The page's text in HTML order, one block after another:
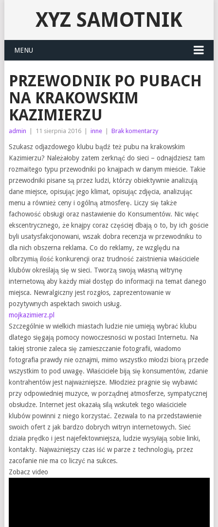
XYZ SAMOTNIK
MENU
PRZEWODNIK PO PUBACH
NA KRAKOWSKIM
KAZIMIERZU
admin 11 sierpnia 2016 inne Brak komentarzy
Szukasz odjazdowego klubu bądź też pubu na krakowskim
Kazimierzu? Należałoby zatem zerknąć do sieci – odnajdziesz tam
rozmaitego typu przewodniki po knajpach w danym mieście. Takie
przewodniki pisane są przez ludzi, którzy obiektywnie analizują
dane miejsce, opisując jego klimat, opisując zdjęcia, analizując
menu a również ceny i ogólną atmosferę. Liczy się także
fachowość obsługi oraz nastawienie do Konsumentów. Nic więc
ekscentrycznego, że knajpy coraz częściej dbają o to, by ich goście
byli usatysfakcjonowani, wszak dobra recenzja w przewodniku to
dla nich obszerna reklama. Co do reklamy, ze względu na
olbrzymią ilość konkurencji oraz trudność zaistnienia właściciele
klubów określają się w sieci. Tworzą swoją własną witrynę
internetową aby każdy miał dostęp do informacji na temat danego
miejsca. Newralgiczny jest rozgłos, zaprezentowanie w
pozytywnych aspektach swoich usług.
mojkazimierz.pl
Szczególnie w wielkich miastach ludzie nie umieją wybrać klubu
dlatego sięgają pomocy nowoczesności w postaci Internetu. Na
takiej stronie zaleca się zamieszczanie fotografii, wiadomo
fotografia prawdy nie oznajmi, mimo wszystko młodzi biorą przede
wszystkim to pod uwagę. Właściciele biją się konsumentów, zdanie
kontrahentów jest najważniejsze. Młodzież pragnie się wybawić
przy odpowiedniej muzyce, w porządnej atmosferze, sympatycznej
obsłudze. Internet jest okazałą silą wskutek tego właściciele
klubów powinni z niego korzystać. Zezwala to na przedstawienie
swoich ofert z jak bardzo dobrych witryn internetowych. Sieć
działa prędko i jest najefektowniejsza, ludzie wysyłają sobie linki,
kontakty. Najważniejszy czas iść w parze z technologią, przez
zacofanie nie ma co liczyć na sukces.
Zobacz video